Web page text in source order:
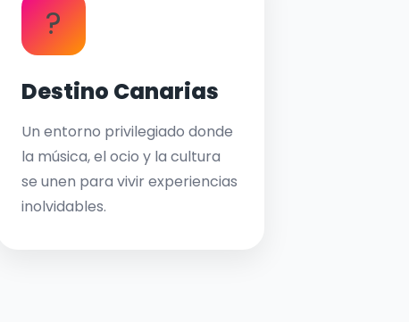
?
Destino Canarias
Un entorno privilegiado donde
la música, el ocio y la cultura
se unen para vivir experiencias
inolvidables.